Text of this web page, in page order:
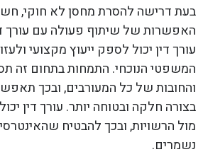
בעת דרישה להסרת מחסן לא חוקי,
האפשרות של שיתוף פעולה עם עורך
עורך דין יכול לספק ייעוץ מקצועי
המשפטי הנוכחי. התמחות בתחום זה
והחובות של כל המעורבים, ובכך
בצורה חלקה ובטוחה יותר. עורך דין
מול הרשויות, ובכך להבטיח
נשמרים.